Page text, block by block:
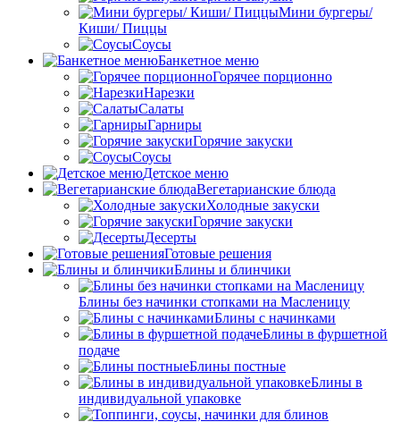
Мини бургеры/
Киши/ Пиццы
Соусы
Банкетное меню
Горячее порционно
Нарезки
Салаты
Гарниры
Горячие закуски
Соусы
Детское меню
Вегетарианские блюда
Холодные закуски
Горячие закуски
Десерты
Готовые решения
Блины и блинчики
Блины без начинки стопками на Масленицу
Блины с начинками
Блины в фуршетной
подаче
Блины постные
Блины в
индивидуальной упаковке